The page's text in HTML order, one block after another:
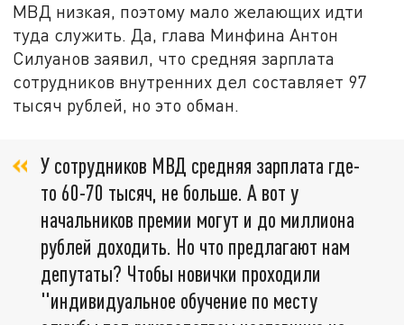
МВД низкая, поэтому мало желающих идти
туда служить. Да, глава Минфина Антон
Силуанов заявил, что средняя зарплата
сотрудников внутренних дел составляет 97
тысяч рублей, но это обман.
У сотрудников МВД средняя зарплата где-
то 60-70 тысяч, не больше. А вот у
начальников премии могут и до миллиона
рублей доходить. Но что предлагают нам
депутаты? Чтобы новички проходили
"индивидуальное обучение по месту